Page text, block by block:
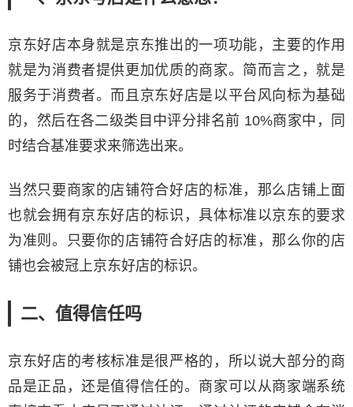
京东好店本身就是京东推出的一项功能，主要的作用
就是为消费者提供更加优质的商家。简而言之，就是
服务于消费者。而且京东好店是以平台风向标为基础
的，然后在各二级类目中评分排名前 10%商家中，同
时结合基准要求来筛选出来。
当然只要商家的店铺符合好店的标准，那么店铺上面
也就会拥有京东好店的标识，具体标准以京东的要求
为准则。只要你的店铺符合好店的标准，那么你的店
铺也会被冠上京东好店的标识。
二、值得信任吗
京东好店的考核标准是很严格的，所以说大部分的商
品是正品，还是值得信任的。商家可以从商家端系统